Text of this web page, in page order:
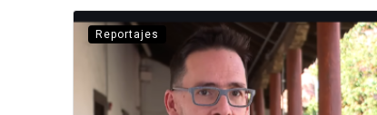
Reportajes